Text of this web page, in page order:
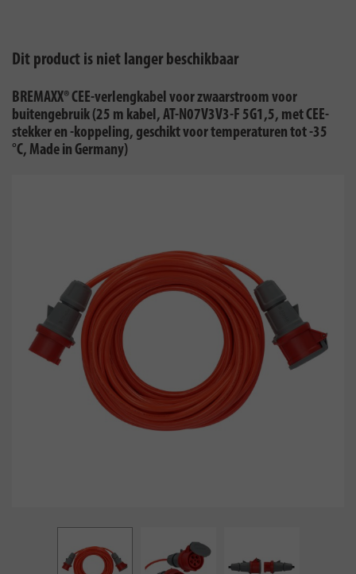
Dit product is niet langer beschikbaar
BREMAXX® CEE-verlengkabel voor zwaarstroom voor
buitengebruik (25 m kabel, AT-N07V3V3-F 5G1,5, met CEE-
stekker en -koppeling, geschikt voor temperaturen tot -35
°C, Made in Germany)